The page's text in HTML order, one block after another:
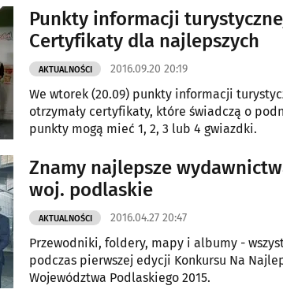
Punkty informacji
Certyfikaty dla najlepszych
AKTUALNOŚCI 2016.09.20 20:19
We wtorek (20.09) punkty informacji
otrzymały certyfikaty, które świadczą o
punkty mogą mieć 1, 2, 3 lub 4 gwiazdki.
Znamy najlepsze
woj. podlaskie
AKTUALNOŚCI 2016.04.27 20:47
Przewodniki, foldery, mapy i albumy -
podczas pierwszej edycji Konkursu Na
Województwa Podlaskiego 2015.